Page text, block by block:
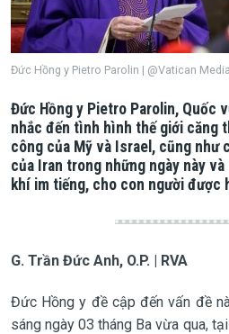
Đức Hồng y Pietro Parolin | @Vatican Media
Đức Hồng y Pietro Parolin, Quốc
nhắc đến tình hình thế giới căng
công của Mỹ và Israel, cũng như
của Iran trong những ngày này
khí im tiếng, cho con người được
G. Trần Đức Anh, O.P. | RVA
Đức Hồng y đề cập đến vấn đề
sáng ngày 03 tháng Ba vừa qua,